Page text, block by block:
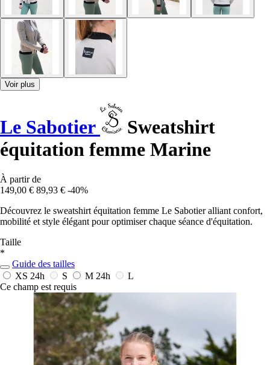
Voir plus
Le Sabotier
Sweatshirt
équitation femme Marine
À partir de
149,00 € 89,93 € -40%
Découvrez le sweatshirt équitation femme Le Sabotier alliant confort,
mobilité et style élégant pour optimiser chaque séance d'équitation.
Taille
*
Guide des tailles
XS 24h S M 24h
L
Ce champ est requis